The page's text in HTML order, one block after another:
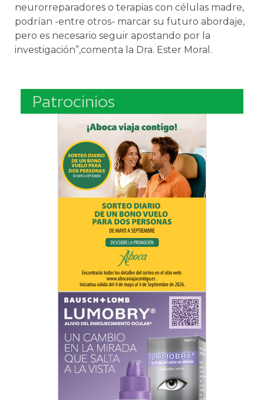
neurorreparadores o terapias con células madre,
podrían -entre otros- marcar su futuro abordaje,
pero es necesario seguir apostando por la
investigación”,comenta la Dra. Ester Moral.
Patrocinios